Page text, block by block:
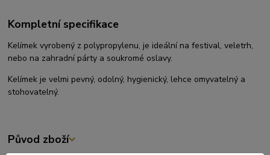
Kompletní specifikace
Kelímek vyrobený z polypropylenu, je ideální na festival, veletrh,
nebo na zahradní párty a soukromé oslavy.
Kelímek je velmi pevný, odolný, hygienický, lehce omyvatelný a
stohovatelný.
Původ zboží